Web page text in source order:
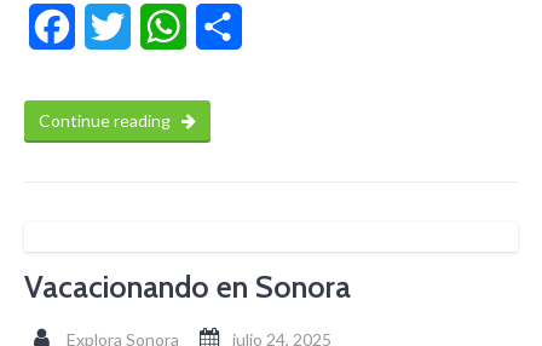
FacebookTwitter WhatsApp
Continue reading
Vacacionando en Sonora
Explora Sonora julio 24, 2025